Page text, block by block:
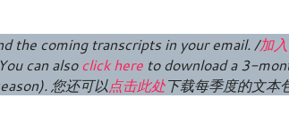
the coming transcripts in your email. /加入
You can alsoclick hereto download a 3-
).您还可以点击此处下载每季度的文本